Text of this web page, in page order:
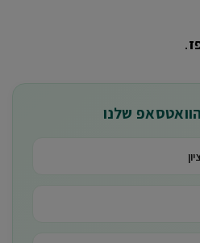
.
שלנו